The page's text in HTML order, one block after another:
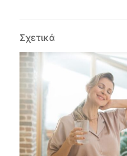
Σχετικά